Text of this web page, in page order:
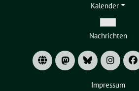
Kalender
Zeige
Untermenü
Nachrichten
Impressum